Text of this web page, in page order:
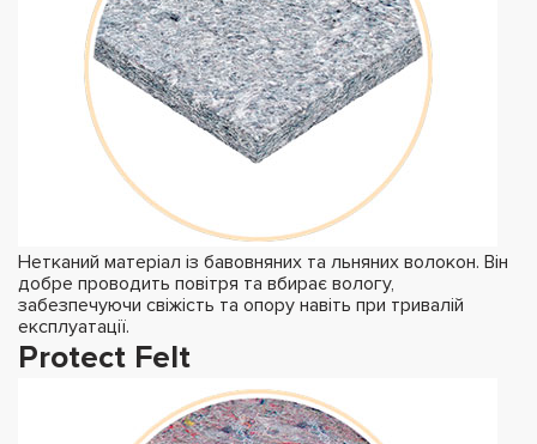
Нетканий матеріал із бавовняних та льняних волокон. Він
добре проводить повітря та вбирає вологу,
забезпечуючи свіжість та опору навіть при тривалій
експлуатації.
Protect Felt